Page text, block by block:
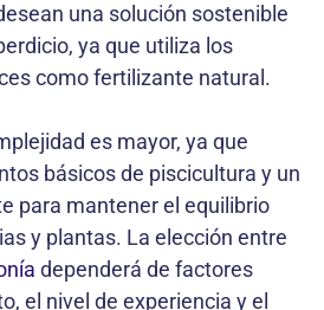
una solución sostenible
ya que utiliza los
como fertilizante natural.
es mayor, ya que
básicos de piscicultura y un
para mantener el equilibrio
y plantas. La elección entre
dependerá de factores
el nivel de experiencia y el